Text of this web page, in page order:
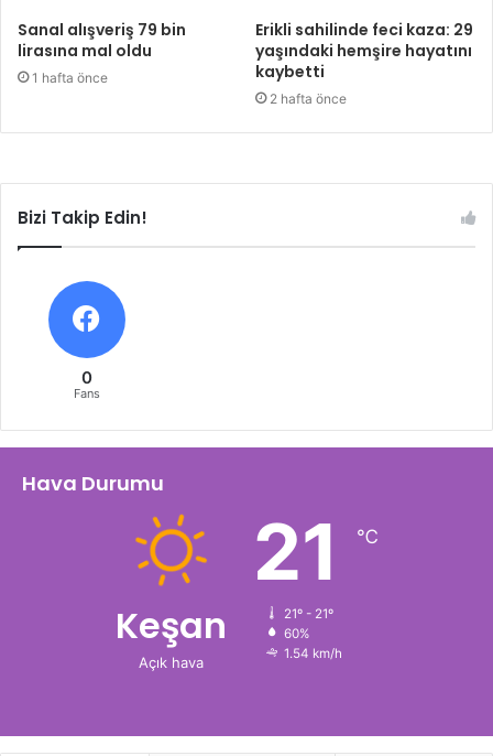
Sanal alışveriş 79 bin
lirasına mal oldu
1 hafta önce
Erikli sahilinde feci kaza: 29
yaşındaki hemşire hayatını
kaybetti
2 hafta önce
Bizi Takip Edin!
0
Fans
Hava Durumu
Keşan
Açık hava
21 ℃
21º - 21º
60%
1.54 km/h